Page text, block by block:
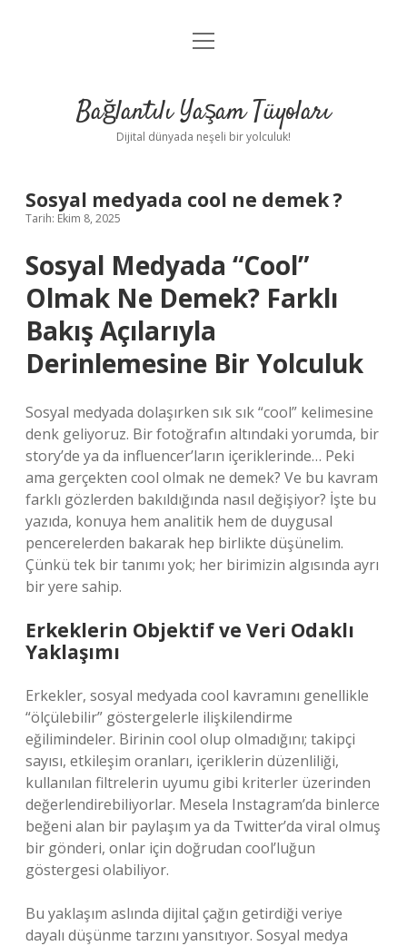
Anasayfa
Yasal Uyarı
menüyü
Bağlantılı Yaşam Tüyoları
Dijital dünyada neşeli bir yolculuk!
Sosyal medyada cool ne demek ?
Tarih: Ekim 8, 2025
Sosyal Medyada “Cool”
Olmak Ne Demek? Farklı
Bakış Açılarıyla
Derinlemesine Bir Yolculuk
Sosyal medyada dolaşırken sık sık “cool” kelimesine
denk geliyoruz. Bir fotoğrafın altındaki yorumda, bir
story’de ya da influencer’ların içeriklerinde… Peki
ama gerçekten cool olmak ne demek? Ve bu kavram
farklı gözlerden bakıldığında nasıl değişiyor? İşte bu
yazıda, konuya hem analitik hem de duygusal
pencerelerden bakarak hep birlikte düşünelim.
Çünkü tek bir tanımı yok; her birimizin algısında ayrı
bir yere sahip.
Erkeklerin Objektif ve Veri Odaklı
Yaklaşımı
Erkekler, sosyal medyada cool kavramını genellikle
“ölçülebilir” göstergelerle ilişkilendirme
eğilimindeler. Birinin cool olup olmadığını; takipçi
sayısı, etkileşim oranları, içeriklerin düzenliliği,
kullanılan filtrelerin uyumu gibi kriterler üzerinden
değerlendirebiliyorlar. Mesela Instagram’da binlerce
beğeni alan bir paylaşım ya da Twitter’da viral olmuş
bir gönderi, onlar için doğrudan cool’luğun
göstergesi olabiliyor.
Bu yaklaşım aslında dijital çağın getirdiği veriye
dayalı düşünme tarzını yansıtıyor. Sosyal medya